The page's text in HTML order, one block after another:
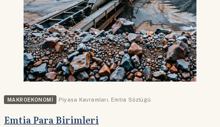
MAKROEKONOMI Piyasa Kavramları Emtia Sözlüğü
Emtia Para Birimleri